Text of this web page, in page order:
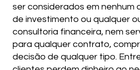
ser considerados em nenhum
de investimento ou qualquer
consultoria financeira, nem
para qualquer contrato,
decisão de qualquer tipo.